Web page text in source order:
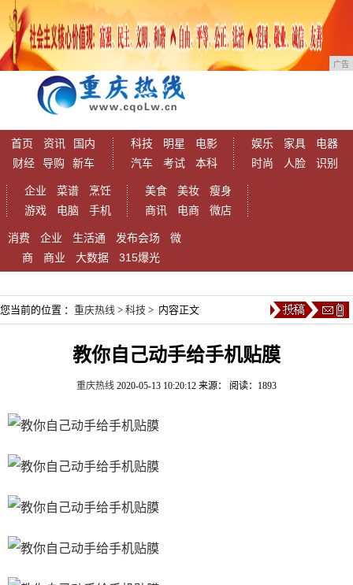
广告
首页 资讯
国内
财经
导购 新车
科技 明星
电影
汽车
考试 本科
娱乐 家具
电器
时尚
人脸 识别
企业 菜谱
烹饪
游戏
电脑 手机
美食 美妆
瘦身
商讯
电商 微店
消费 企业 生活通 发布会场
微
商
商业 大数据 315爆光
您当前的位置 ： 重庆热线 > 科技 > 内容正文
教你自己动手给手机贴膜
重庆热线 2020-05-13 10:20:12 来源： 阅读：1893